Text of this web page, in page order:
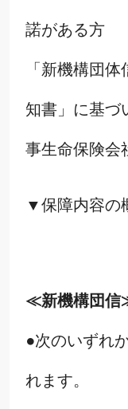
諾がある方
「新機構団
知書」に基づ
事生命保険会
▼保障内容の
≪新機構団
●次のいずれ
れます。